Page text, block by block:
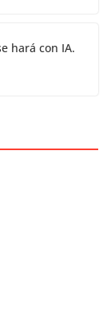
hará con IA.